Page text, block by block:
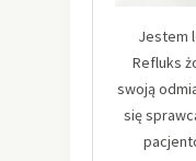
Jestem
Refluks
swoją
się